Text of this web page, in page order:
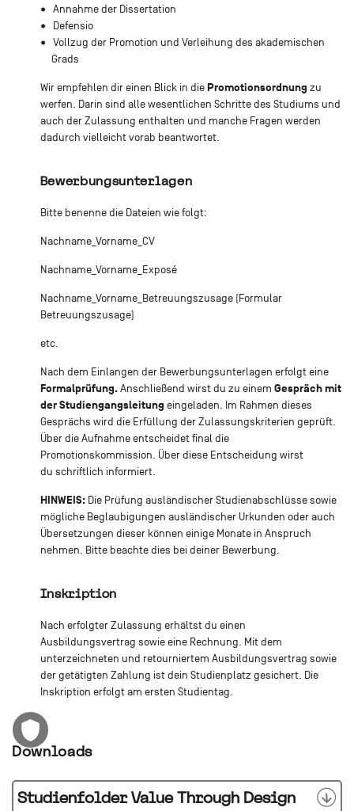
Annahme der Dissertation
Defensio
Vollzug der Promotion und Verleihung des akademischen
Grads
Wir empfehlen dir einen Blick in die Promotionsordnung zu
werfen. Darin sind alle wesentlichen Schritte des Studiums und
auch der Zulassung enthalten und manche Fragen werden
dadurch vielleicht vorab beantwortet.
Bewerbungsunterlagen
Bitte benenne die Dateien wie folgt:
Nachname_Vorname_CV
Nachname_Vorname_Exposé
Nachname_Vorname_Betreuungszusage (Formular
Betreuungszusage)
etc.
Nach dem Einlangen der Bewerbungsunterlagen erfolgt eine
Formalprüfung.Anschließend wirst du zu einem Gespräch mit
der Studiengangsleitung eingeladen. Im Rahmen dieses
Gesprächs wird die Erfüllung der Zulassungskriterien geprüft.
Über die Aufnahme entscheidet final die
Promotionskommission. Über diese Entscheidung wirst
du schriftlich informiert.
HINWEIS:Die Prüfung ausländischer Studienabschlüsse sowie
mögliche Beglaubigungen ausländischer Urkunden oder auch
Übersetzungen dieser können einige Monate in Anspruch
nehmen. Bitte beachte dies bei deiner Bewerbung.
Inskription
Nach erfolgter Zulassung erhältst du einen
Ausbildungsvertrag sowie eine Rechnung. Mit dem
unterzeichneten und retourniertem Ausbildungsvertrag sowie
der getätigten Zahlung ist dein Studienplatz gesichert. Die
Inskription erfolgt am ersten Studientag.
Downloads
Studienfolder Value Through Design